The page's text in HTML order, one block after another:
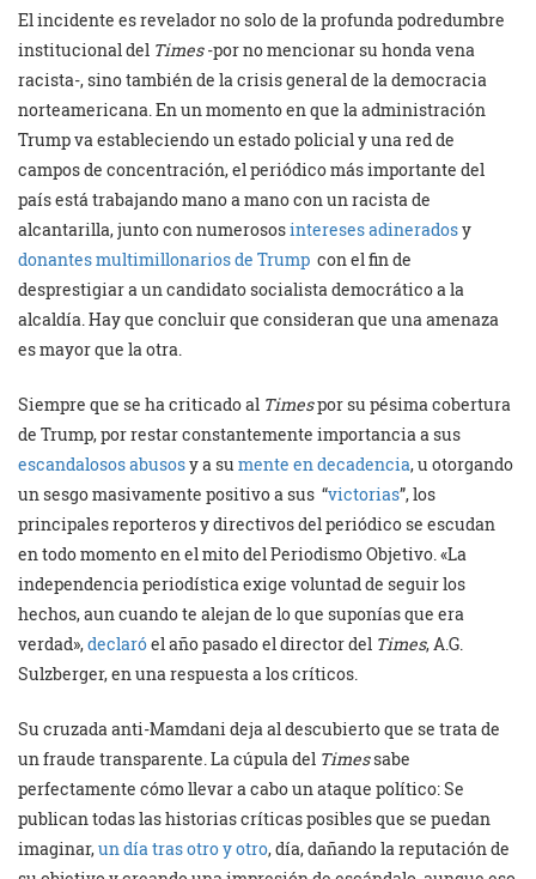
El incidente es revelador no solo de la profunda podredumbre
institucional del Times-por no mencionar su honda vena
racista-, sino también de la crisis general de la democracia
norteamericana. En un momento en que la administración
Trump va estableciendo un estado policial y una red de
campos de concentración, el periódico más importante del
país está trabajando mano a mano con un racista de
alcantarilla, junto con numerososintereses adineradosy
donantes multimillonarios de Trump con el fin de
desprestigiar a un candidato socialista democrático a la
alcaldía. Hay que concluir que consideran que una amenaza
es mayor que la otra.
Siempre que se ha criticado al Timespor su pésima cobertura
de Trump, por restar constantemente importancia a sus
escandalosos abusosy a su mente en decadencia, u otorgando
un sesgo masivamente positivo a sus “victorias”, los
principales reporteros y directivos del periódico se escudan
en todo momento en el mito del Periodismo Objetivo. «La
independencia periodística exige voluntad de seguir los
hechos, aun cuando te alejan de lo que suponías que era
verdad»,declaróel año pasado el director del Times, A.G.
Sulzberger, en una respuesta a los críticos.
Su cruzada anti-Mamdani deja al descubierto que se trata de
un fraude transparente. La cúpula del Timessabe
perfectamente cómo llevar a cabo un ataque político: Se
publican todas las historias críticas posibles que se puedan
imaginar,un día tras otro y otro, día, dañando la reputación de